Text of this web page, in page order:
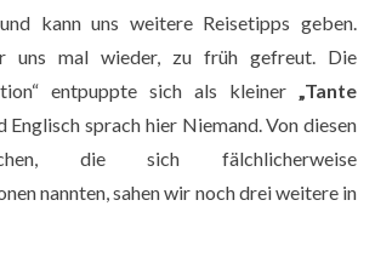
kann uns weitere Reisetipps geben.
uns mal wieder, zu früh gefreut. Die
entpuppte sich als kleiner
„Tante
Englisch sprach hier Niemand. Von diesen
die sich fälchlicherweise
nannten, sahen wir noch drei weitere in